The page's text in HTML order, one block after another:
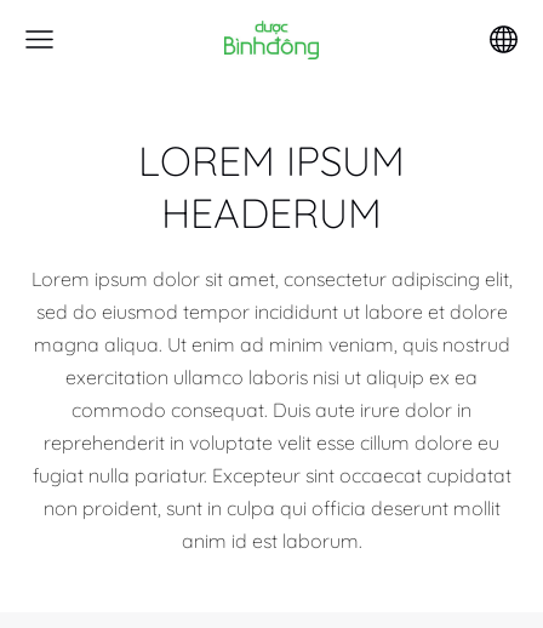
LOREM IPSUM
HEADERUM
Lorem ipsum dolor sit amet, consectetur adipiscing elit,
sed do eiusmod tempor incididunt ut labore et dolore
magna aliqua. Ut enim ad minim veniam, quis nostrud
exercitation ullamco laboris nisi ut aliquip ex ea
commodo consequat. Duis aute irure dolor in
reprehenderit in voluptate velit esse cillum dolore eu
fugiat nulla pariatur. Excepteur sint occaecat cupidatat
non proident, sunt in culpa qui officia deserunt mollit
anim id est laborum.